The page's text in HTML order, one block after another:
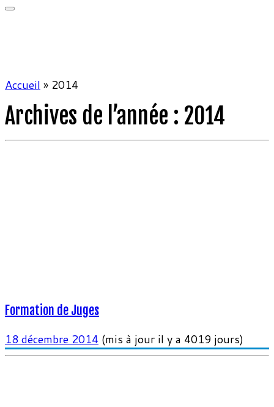
Accueil » 2014
Archives de l’année : 2014
Formation de Juges
18 décembre 2014 (mis à jour il y a 4019 jours)